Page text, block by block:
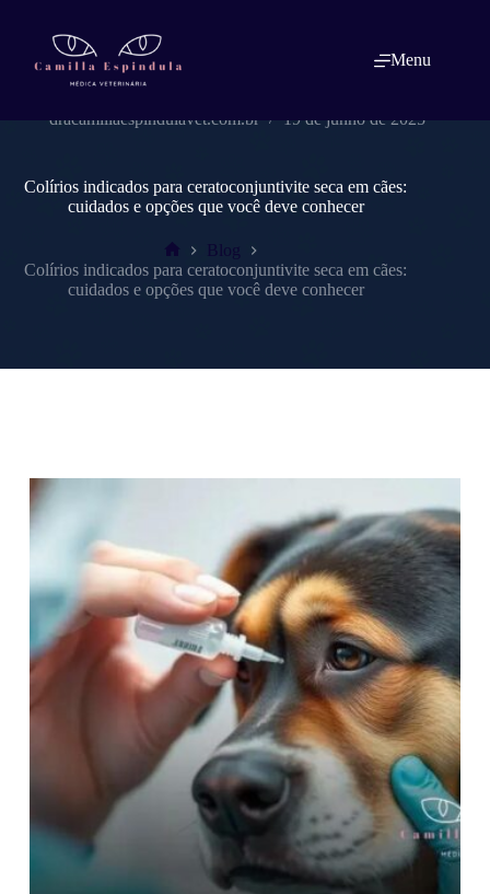
conteúdo
Menu
dracamillaespindulavet.com.br 19 de junho de 2025
Colírios indicados para ceratoconjuntivite seca em cães:
cuidados e opções que você deve conhecer
Home
Blog
Colírios indicados para ceratoconjuntivite seca em cães:
cuidados e opções que você deve conhecer